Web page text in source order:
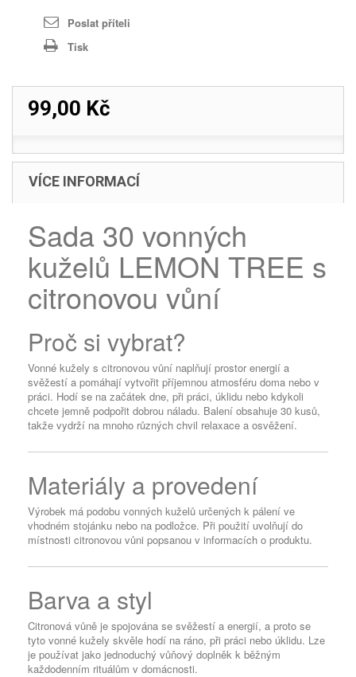
Poslat příteli
Tisk
99,00 Kč
VÍCE INFORMACÍ
Sada 30 vonných
kuželů LEMON TREE s
citronovou vůní
Proč si vybrat?
Vonné kužely s citronovou vůní naplňují prostor energií a
svěžestí a pomáhají vytvořit příjemnou atmosféru doma nebo v
práci. Hodí se na začátek dne, při práci, úklidu nebo kdykoli
chcete jemně podpořit dobrou náladu. Balení obsahuje 30 kusů,
takže vydrží na mnoho různých chvil relaxace a osvěžení.
Materiály a provedení
Výrobek má podobu vonných kuželů určených k pálení ve
vhodném stojánku nebo na podložce. Při použití uvolňují do
místnosti citronovou vůni popsanou v informacích o produktu.
Barva a styl
Citronová vůně je spojována se svěžestí a energií, a proto se
tyto vonné kužely skvěle hodí na ráno, při práci nebo úklidu. Lze
je používat jako jednoduchý vůňový doplněk k běžným
každodenním rituálům v domácnosti.